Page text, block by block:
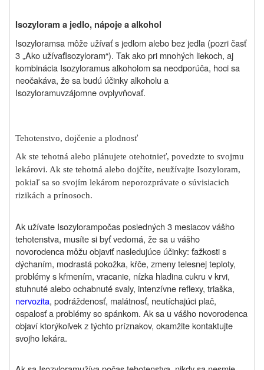
Isozyloram a jedlo, nápoje a alkohol
Isozyloramsa môže užívať s jedlom alebo bez jedla (pozri časť
3 „Ako užívaťIsozyloram“). Tak ako pri mnohých liekoch, aj
kombinácia Isozyloramus alkoholom sa neodporúča, hoci sa
neočakáva, že sa budú účinky alkoholu a
Isozyloramuvzájomne ovplyvňovať.
Tehotenstvo, dojčenie a plodnosť
Ak ste tehotná alebo plánujete otehotnieť, povedzte to svojmu
lekárovi. Ak ste tehotná alebo dojčíte, neužívajte Isozyloram,
pokiaľ sa so svojím lekárom neporozprávate o súvisiacich
rizikách a prínosoch.
Ak užívate Isozylorampočas posledných 3 mesiacov vášho
tehotenstva, musíte si byť vedomá, že sa u vášho
novorodenca môžu objaviť nasledujúce účinky: ťažkosti s
dýchaním, modrastá pokožka, kŕče, zmeny telesnej teploty,
problémy s kŕmením, vracanie, nízka hladina cukru v krvi,
stuhnuté alebo ochabnuté svaly, intenzívne reflexy, triaška,
nervozita, podráždenosť, malátnosť, neutíchajúci plač,
ospalosť a problémy so spánkom. Ak sa u vášho novorodenca
objaví ktorýkoľvek z týchto príznakov, okamžite kontaktujte
svojho lekára.